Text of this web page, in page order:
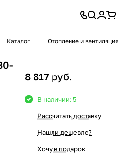
Каталог Отопление и вентиляция
8 817 руб.
В наличии: 5
Рассчитать доставку
Нашли дешевле?
Хочу в подарок